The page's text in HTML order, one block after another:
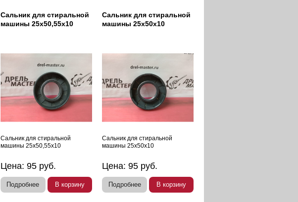
Сальник для стиральной
машины 25х50,55х10
Сальник для стиральной
машины 25х50,55х10
Цена:95 руб.
Подробнее В корзину
Сальник для стиральной
машины 25х50х10
Сальник для стиральной
машины 25х50х10
Цена:95 руб.
Подробнее В корзину